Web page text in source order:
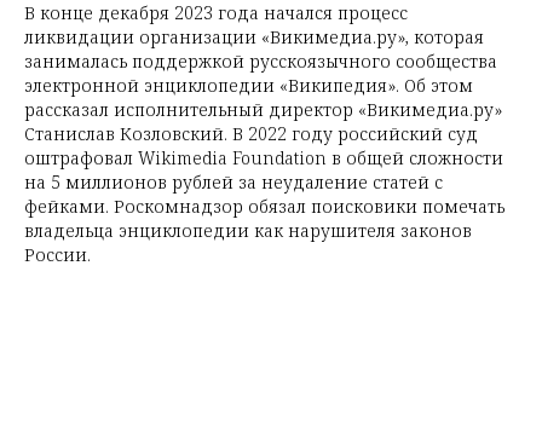
В конце декабря 2023 года начался процесс
ликвидации организации «Викимедиа.ру», которая
занималась поддержкой русскоязычного сообщества
электронной энциклопедии «Википедия». Об этом
рассказал исполнительный директор «Викимедиа.ру»
Станислав Козловский. В 2022 году российский суд
оштрафовал Wikimedia Foundation в общей сложности
на 5 миллионов рублей за неудаление статей с
фейками. Роскомнадзор обязал поисковики помечать
владельца энциклопедии как нарушителя законов
России.